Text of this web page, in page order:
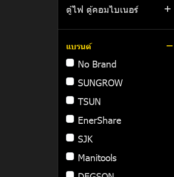
Battery
Hybrid Inverter
On-Grid Inverter
Microinverter
Fuse | ฟิวส์
RCD RCCB/RCBO | เบรก
เกอร์กันดูด
SPD | เบรกเกอร์ป้องกัน
เกอร์ ไฟกระแสตรง
AC MCCB,MCB | เบรก
เกอร์ ไฟกระแสสลับ
MTS | เบรกเกอร์สลับไฟ
2 ทาง
ตู้ไฟ ตู้คอมไบเนอร์
ตู้โหลด
ตู้คอนซูมเมอร์
ตู้ไฟสวิทช์บอร์ด
ตู้พลาสติก
ชุดตู้อุปกรณ์ป้องกันระบบ
โซลาร์เซลล์
AC/DC Combiner set
DC Combiner Set
สายไฟ
สายแบตเตอรี่
สายโซลาร์เซลล์
สายไฟ THW
สายไฟ NYY
สายไฟ NYY-G
สายไฟ CV
รางเดินสายไฟ
รางเคเบิ้ลเทรย์งานเบา
รางเคเบิ้ลเทรย์
รางเคเบิ้ลเเลดเดอร์
รางไวร์เวย์
พลูบ๊อกซ์
ตะแกรงทางเดิน
ท่อร้อยสายไฟ
ท่อเหล็ก
ท่อ UPVC สีขาว
ท่ออ่อนกันน้ำ
ปลั๊ก และสวิตช์ไฟฟ้า
เทอร์มินอล
ปลั๊กพาวเวอร์กันน้ำ
โคมไฟโซลาร์เซลล์
โคมฟลัดไลท์โซล่าเซลล์
อื่นๆ
แบรนด์
No Brand
SUNGROW
TSUN
EnerShare
SJK
Manitools